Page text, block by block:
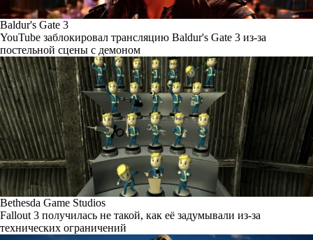
Baldur's Gate 3
YouTube заблокировал трансляцию Baldur's Gate 3 из-за
постельной сцены с демоном
Bethesda Game Studios
Fallout 3 получилась не такой, как её задумывали из-за
технических ограничений